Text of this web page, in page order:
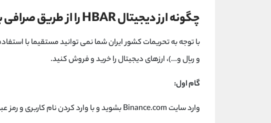
چگونه ارز دیجیتال HBAR را از طریق صرافی بایننس بخریم؟
با توجه به تحریمات کشور ایران شما نمی توانید مستقیما با
و ریال و...)، ارزهای دیجیتال را خرید و فروش کنید.
گام اول:
وارد سایت Binance.com بشوید و با وارد کردن نام کاربری و رمز عبور خود، وارد پنل کاربری خودتان بشوید.